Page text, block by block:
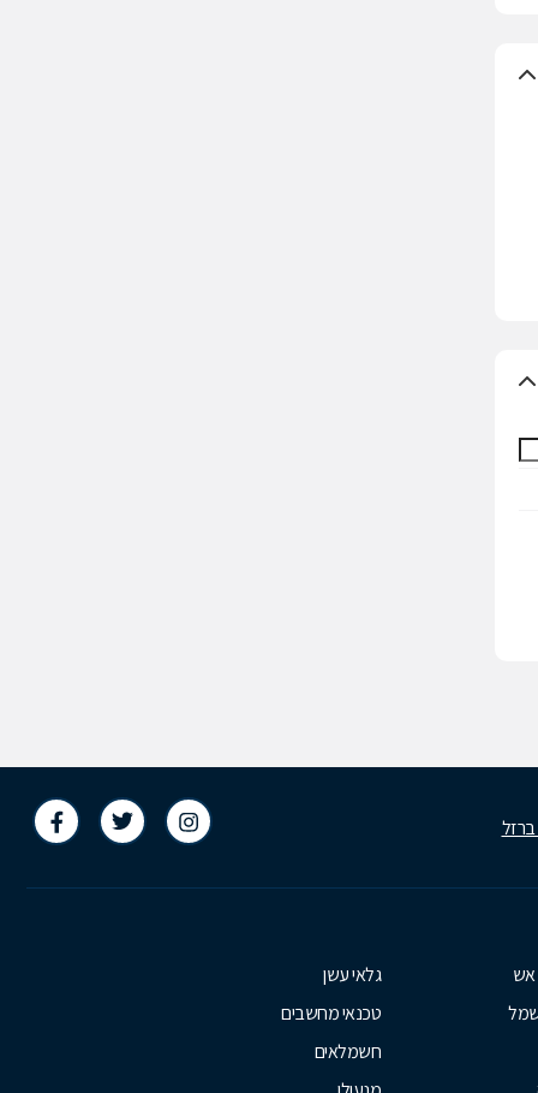
אש
גלאי עשן
טכנאי מחשבים
חשמלאים